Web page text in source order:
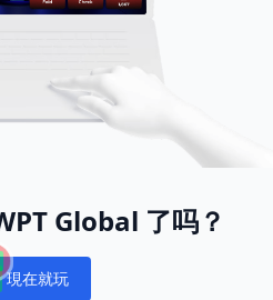
Global 了吗？
現在就玩